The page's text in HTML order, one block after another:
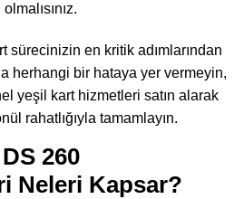
olmalısınız.
sürecinizin en kritik adımlarından
herhangi bir hataya yer vermeyin,
yeşil kart hizmetleri satın alarak
rahatlığıyla tamamlayın.
DS 260
Neleri Kapsar?